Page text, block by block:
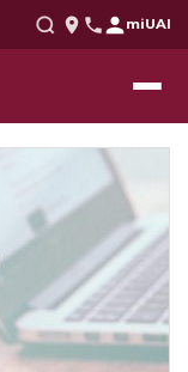
miUAI